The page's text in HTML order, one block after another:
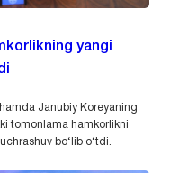
yangi
Janubiy Koreyaning
tomonlama hamkorlikni
bo‘lib o‘tdi.